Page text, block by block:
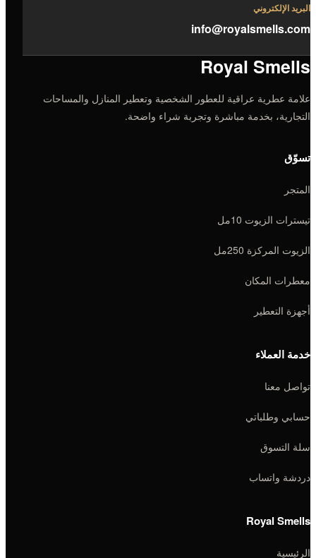
البريد الإلكتروني
info@royalsmells.com
Royal Smells
علامة عطرية عراقية للعطور الشخصية وتعطير المنازل والمساحات
التجارية، بخدمة مباشرة وتجربة شراء واضحة.
تسوّق
المتجر
تيسترات الزيوت 10مل
الزيوت المركزة 250مل
معطرات المكان
أجهزة التعطير
خدمة العملاء
تواصل معنا
حسابي وطلباتي
سلة التسوق
دردشة واتساب
Royal Smells
الرئيسية